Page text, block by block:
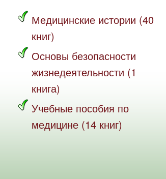
Медицинские истории (40
книг)
Основы безопасности
жизнедеятельности (1
книга)
Учебные пособия по
медицине (14 книг)